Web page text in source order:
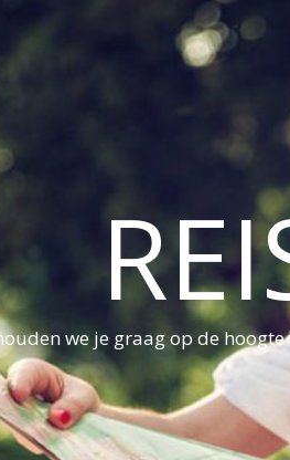
we je graag op de